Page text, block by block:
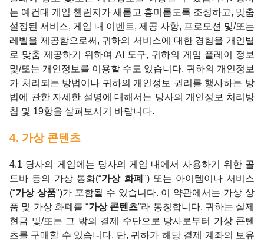
는 예컨대 게임 챌린지가 새롭고 흥미롭도록 조정하고, 맞춤
설정된 서비스, 게임 내 이벤트, 제공 사항, 프로모션 및/또는
레벨을 제공함으로써, 귀하의 서비스에 대한 경험을 개인별
로 맞춤 제공하기 위하여 AI 도구, 귀하의 게임 플레이 정보
및/또는 개인정보를 이용할 수도 있습니다. 귀하의 개인정보
가 처리되는 방법이나 귀하의 개인정보 권리를 행사하는 방
법에 관한 자세한 설명에 대해서는 당사의 개인정보 처리방
침 및 19항을 살펴보시기 바랍니다.
4. 가상 콘텐츠
4.1 당사의 게임에는 당사의 게임 내에서 사용하기 위한 골
드바 등의 가상 통화(“가상 화폐 ") 또는 아이템이나 서비스
(“가상 상품")가 포함될 수 있습니다. 이 약관에서는 가상 상
품 및 가상 화폐를 “가상 콘텐츠”라 통칭합니다. 귀하는 실제
현금 및/또는 그 밖의 결제 수단으로 당사로부터 가상 콘텐
츠를 구매할 수 있습니다. 단, 귀하가 해당 결제 계좌의 보유